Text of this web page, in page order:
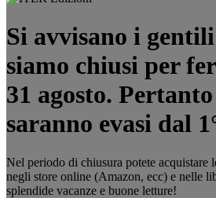
Si avvisano i
siamo chiusi per
31 agosto.
saranno evasi dal
Nel periodo di chiusura potete acquistare
negli store online (Amazon, ecc) e nelle
splendide vacanze e buone letture!